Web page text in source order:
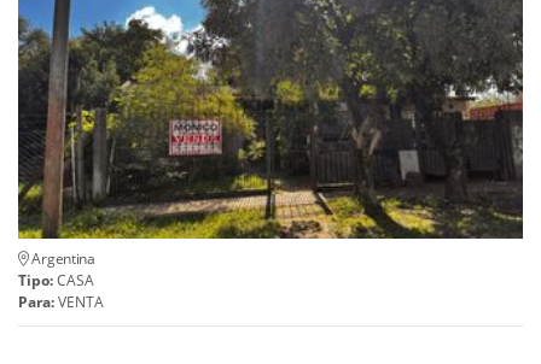
Argentina
Tipo:CASA
Para:VENTA